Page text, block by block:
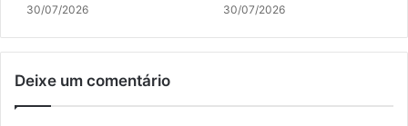
30/07/2026 30/07/2026
Deixe um comentário